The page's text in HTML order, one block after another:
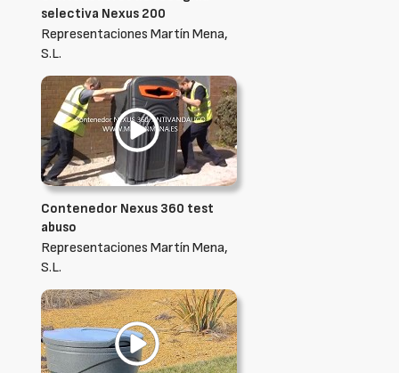
selectiva Nexus 200
Representaciones Martín Mena,
S.L.
Contenedor Nexus 360 test
abuso
Representaciones Martín Mena,
S.L.